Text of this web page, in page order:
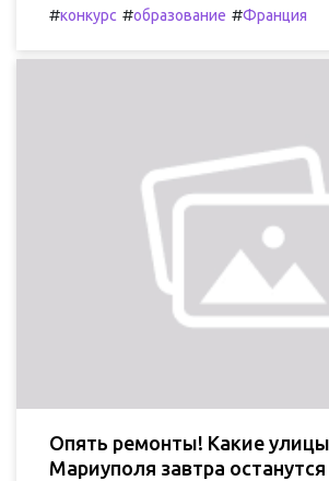
#конкурс #образование #Франция
Опять ремонты! Какие улицы
Мариуполя завтра